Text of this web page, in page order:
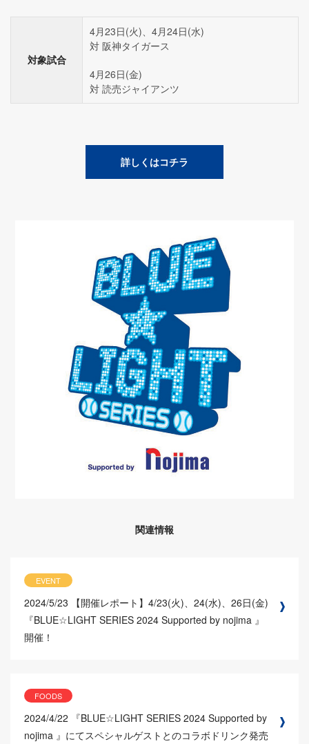
対象試合
4月23日(火)、4月24日(水)
対 阪神タイガース
4月26日(金)
対 読売ジャイアンツ
詳しくはコチラ
関連情報
EVENT
2024/5/23
【開催レポート】4/23(火)、24(水)、26日(金)
『BLUE☆LIGHT SERIES 2024 Supported by nojima 』
開催！
FOODS
2024/4/22
『BLUE☆LIGHT SERIES 2024 Supported by
nojima 』にてスペシャルゲストとのコラボドリンク発売